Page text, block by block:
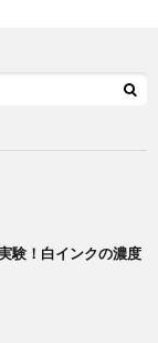
験！白インクの濃度